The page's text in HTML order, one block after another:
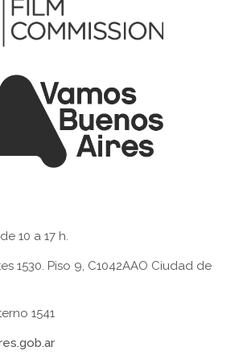
10 a 17 h.
1530. Piso 9, C1042AAO Ciudad de
1541